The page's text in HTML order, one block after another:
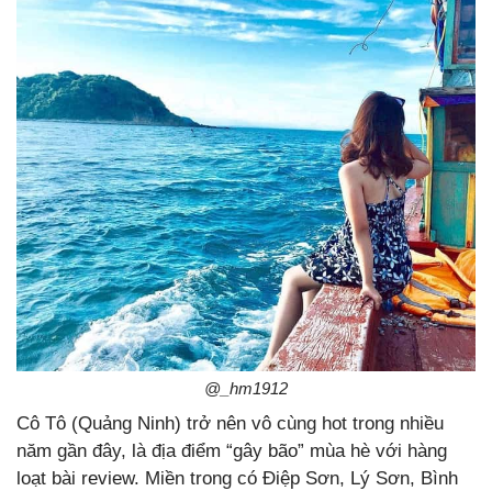
@_hm1912
Cô Tô (Quảng Ninh) trở nên vô cùng hot trong nhiều
năm gần đây, là địa điểm “gây bão” mùa hè với hàng
loạt bài review. Miền trong có Điệp Sơn, Lý Sơn, Bình